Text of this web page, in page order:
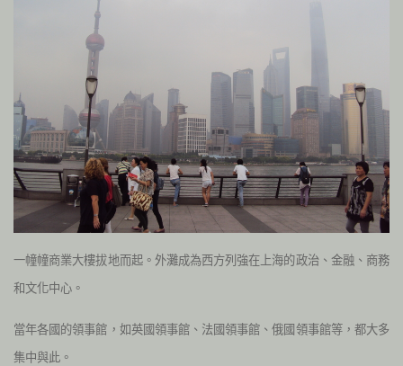
一幢幢商業大樓拔地而起。外灘成為西方列強在上海的政治、金融、商務
和文化中心。
當年各國的領事館，如英國領事館、法國領事館、俄國領事館等，都大多
集中與此。